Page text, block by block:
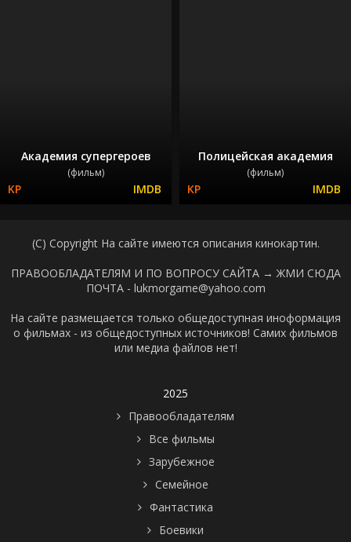
Академия супергероев
(фильм)
Полицейская академия
(фильм)
(C) Copyright На сайте имеются описания кинокартин.
ПРАВООБЛАДАТЕЛЯМ И ПО ВОПРОСУ САЙТА → ЖМИ СЮДА
ПОЧТА - lukmorgame@yahoo.com
На сайте размещается только общедоступная иноформация
о фильмах - из общедоступных источников! Самих фильмов
или медиа файлов нет!
2025
Правообладателям
Все фильмы
Зарубежное
Семейное
Фантастика
Боевики